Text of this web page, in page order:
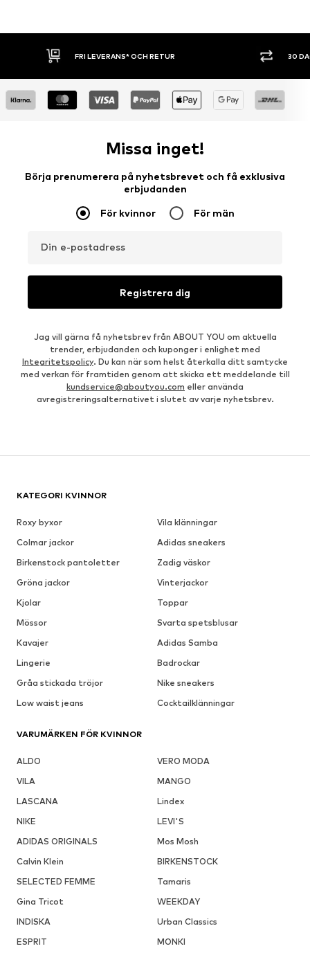
30 DAGARS ÖPPET KÖP SHOPPA NU.
Missa inget!
Börja prenumerera på nyhetsbrevet och få exklusiva
erbjudanden
För kvinnor För män
Din e-postadress
Registrera dig
Jag vill gärna få nyhetsbrev från ABOUT YOU om aktuella
trender, erbjudanden och kuponger i enlighet med
Integritetspolicy. Du kan när som helst återkalla ditt samtycke
med verkan för framtiden genom att skicka ett meddelande till
kundservice@aboutyou.com eller använda
avregistreringsalternativet i slutet av varje nyhetsbrev.
KATEGORI KVINNOR
Roxy byxor
Vila klänningar
Colmar jackor
Adidas sneakers
Birkenstock pantoletter
Zadig väskor
Gröna jackor
Vinterjackor
Kjolar
Toppar
Mössor
Svarta spetsblusar
Kavajer
Adidas Samba
Lingerie
Badrockar
Gråa stickada tröjor
Nike sneakers
Low waist jeans
Cocktailklänningar
VARUMÄRKEN FÖR KVINNOR
ALDO
VERO MODA
VILA
MANGO
LASCANA
Lindex
NIKE
LEVI'S
ADIDAS ORIGINALS
Mos Mosh
Calvin Klein
BIRKENSTOCK
SELECTED FEMME
Tamaris
Gina Tricot
WEEKDAY
INDISKA
Urban Classics
ESPRIT
MONKI